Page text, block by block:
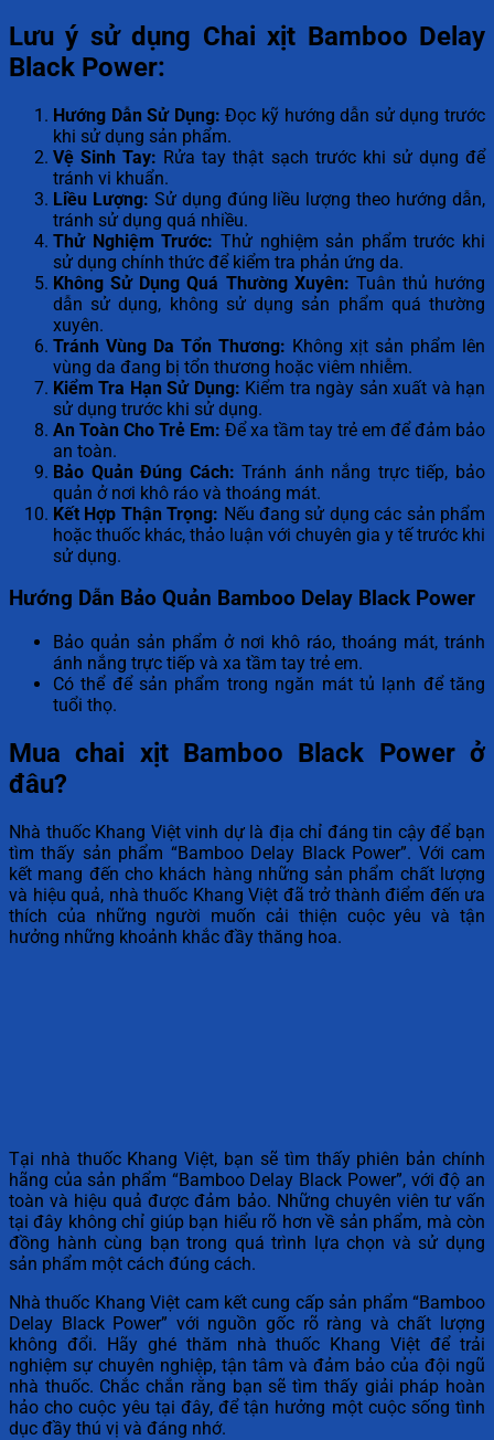
Lưu ý sử dụng Chai xịt Bamboo Delay
Black Power:
Hướng Dẫn Sử Dụng: Đọc kỹ hướng dẫn sử dụng trước
khi sử dụng sản phẩm.
Vệ Sinh Tay: Rửa tay thật sạch trước khi sử dụng để
tránh vi khuẩn.
Liều Lượng: Sử dụng đúng liều lượng theo hướng dẫn,
tránh sử dụng quá nhiều.
Thử Nghiệm Trước: Thử nghiệm sản phẩm trước khi
sử dụng chính thức để kiểm tra phản ứng da.
Không Sử Dụng Quá Thường Xuyên: Tuân thủ hướng
dẫn sử dụng, không sử dụng sản phẩm quá thường
xuyên.
Tránh Vùng Da Tổn Thương: Không xịt sản phẩm lên
vùng da đang bị tổn thương hoặc viêm nhiễm.
Kiểm Tra Hạn Sử Dụng: Kiểm tra ngày sản xuất và hạn
sử dụng trước khi sử dụng.
An Toàn Cho Trẻ Em: Để xa tầm tay trẻ em để đảm bảo
an toàn.
Bảo Quản Đúng Cách: Tránh ánh nắng trực tiếp, bảo
quản ở nơi khô ráo và thoáng mát.
Kết Hợp Thận Trọng: Nếu đang sử dụng các sản phẩm
hoặc thuốc khác, thảo luận với chuyên gia y tế trước khi
sử dụng.
Hướng Dẫn Bảo Quản Bamboo Delay Black Power
Bảo quản sản phẩm ở nơi khô ráo, thoáng mát, tránh
ánh nắng trực tiếp và xa tầm tay trẻ em.
Có thể để sản phẩm trong ngăn mát tủ lạnh để tăng
tuổi thọ.
Mua chai xịt Bamboo Black Power ở
đâu?
Nhà thuốc Khang Việt vinh dự là địa chỉ đáng tin cậy để bạn
tìm thấy sản phẩm “Bamboo Delay Black Power”. Với cam
kết mang đến cho khách hàng những sản phẩm chất lượng
và hiệu quả, nhà thuốc Khang Việt đã trở thành điểm đến ưa
thích của những người muốn cải thiện cuộc yêu và tận
hưởng những khoảnh khắc đầy thăng hoa.
Tại nhà thuốc Khang Việt, bạn sẽ tìm thấy phiên bản chính
hãng của sản phẩm “Bamboo Delay Black Power”, với độ an
toàn và hiệu quả được đảm bảo. Những chuyên viên tư vấn
tại đây không chỉ giúp bạn hiểu rõ hơn về sản phẩm, mà còn
đồng hành cùng bạn trong quá trình lựa chọn và sử dụng
sản phẩm một cách đúng cách.
Nhà thuốc Khang Việt cam kết cung cấp sản phẩm “Bamboo
Delay Black Power” với nguồn gốc rõ ràng và chất lượng
không đổi. Hãy ghé thăm nhà thuốc Khang Việt để trải
nghiệm sự chuyên nghiệp, tận tâm và đảm bảo của đội ngũ
nhà thuốc. Chắc chắn rằng bạn sẽ tìm thấy giải pháp hoàn
hảo cho cuộc yêu tại đây, để tận hưởng một cuộc sống tình
dục đầy thú vị và đáng nhớ.